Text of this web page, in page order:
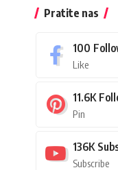
Pratite nas
100
Like
11.6K
Pin
136K
Subscribe